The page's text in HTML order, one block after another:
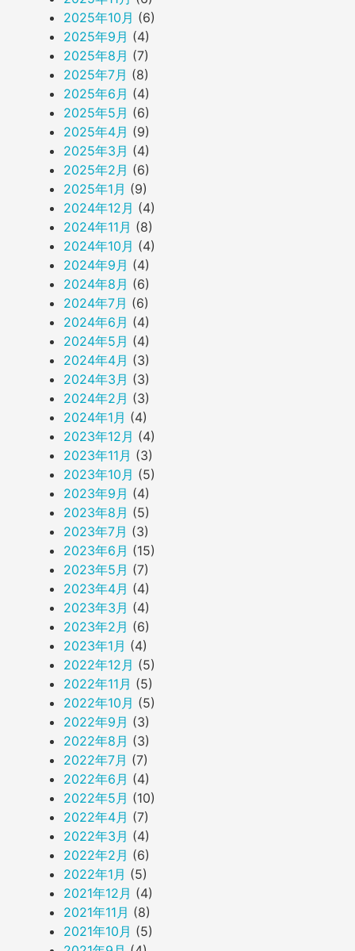
2025年10月 (6)
2025年9月 (4)
2025年8月 (7)
2025年7月 (8)
2025年6月 (4)
2025年5月 (6)
2025年4月 (9)
2025年3月 (4)
2025年2月 (6)
2025年1月 (9)
2024年12月 (4)
2024年11月 (8)
2024年10月 (4)
2024年9月 (4)
2024年8月 (6)
2024年7月 (6)
2024年6月 (4)
2024年5月 (4)
2024年4月 (3)
2024年3月 (3)
2024年2月 (3)
2024年1月 (4)
2023年12月 (4)
2023年11月 (3)
2023年10月 (5)
2023年9月 (4)
2023年8月 (5)
2023年7月 (3)
2023年6月 (15)
2023年5月 (7)
2023年4月 (4)
2023年3月 (4)
2023年2月 (6)
2023年1月 (4)
2022年12月 (5)
2022年11月 (5)
2022年10月 (5)
2022年9月 (3)
2022年8月 (3)
2022年7月 (7)
2022年6月 (4)
2022年5月 (10)
2022年4月 (7)
2022年3月 (4)
2022年2月 (6)
2022年1月 (5)
2021年12月 (4)
2021年11月 (8)
2021年10月 (5)